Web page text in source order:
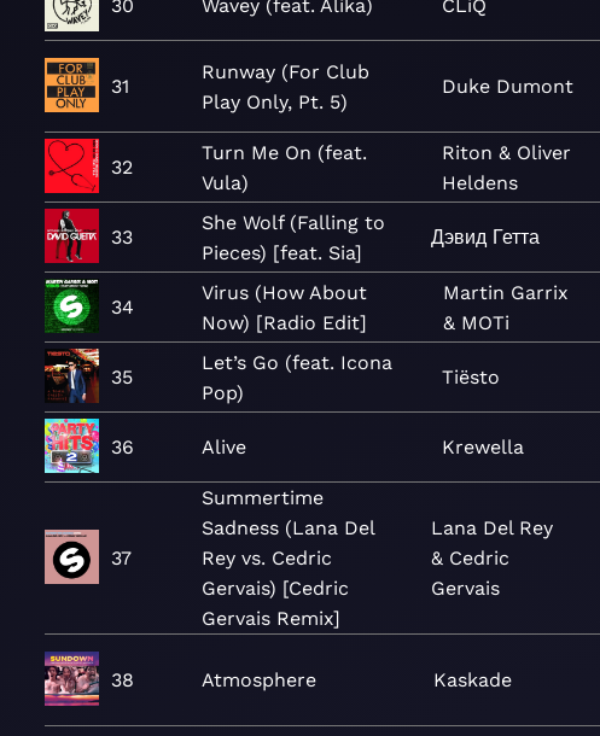
30 Wavey (feat. Alika) CLiQ
31
Runway (For Club
Play Only, Pt. 5)
Duke Dumont
32
Turn Me On (feat.
Vula)
Riton & Oliver
Heldens
33
She Wolf (Falling to
Pieces) [feat. Sia]
Дэвид Гетта
34
Virus (How About
Now) [Radio Edit]
Martin Garrix
& MOTi
35
Let’s Go (feat. Icona
Pop)
Tiësto
36 Alive Krewella
37
Summertime
Sadness (Lana Del
Rey vs. Cedric
Gervais) [Cedric
Gervais Remix]
Lana Del Rey
& Cedric
Gervais
38 Atmosphere Kaskade